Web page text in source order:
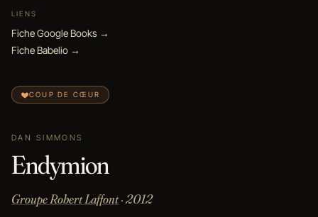
LIENS
Fiche Google Books →
Fiche Babelio →
COUP DE CŒUR
DAN SIMMONS
Endymion
Groupe Robert Laffont· 2012